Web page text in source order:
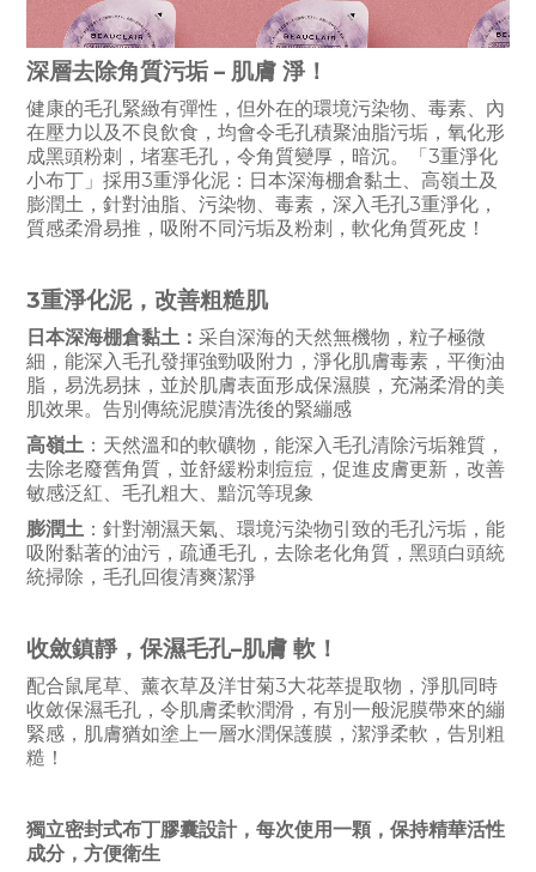
深層去除角質污垢 – 肌膚 淨！
健康的毛孔緊緻有彈性，但外在的環境污染物、毒素、內
在壓力以及不良飲食，均會令毛孔積聚油脂污垢，氧化形
成黑頭粉刺，堵塞毛孔，令角質變厚，暗沉。「3重淨化
小布丁」採用3重淨化泥：日本深海棚倉黏土、高嶺土及
膨潤土，針對油脂、污染物、毒素，深入毛孔3重淨化，
質感柔滑易推，吸附不同污垢及粉刺，軟化角質死皮！
3重淨化泥，改善粗糙肌
日本深海棚倉黏土： 采自深海的天然無機物，粒子極微
細，能深入毛孔發揮強勁吸附力，淨化肌膚毒素，平衡油
脂，易洗易抹，並於肌膚表面形成保濕膜，充滿柔滑的美
肌效果。告別傳統泥膜清洗後的緊繃感
高嶺土 ：天然溫和的軟礦物，能深入毛孔清除污垢雜質，
去除老廢舊角質，並舒緩粉刺痘痘，促進皮膚更新，改善
敏感泛紅、毛孔粗大、黯沉等現象
膨潤土 ：針對潮濕天氣、環境污染物引致的毛孔污垢，能
吸附黏著的油污，疏通毛孔，去除老化角質，黑頭白頭統
統掃除，毛孔回復清爽潔淨
收斂鎮靜，保濕毛孔–肌膚 軟！
配合鼠尾草、薰衣草及洋甘菊3大花萃提取物，淨肌同時
收斂保濕毛孔，令肌膚柔軟潤滑，有別一般泥膜帶來的繃
緊感，肌膚猶如塗上一層水潤保護膜，潔淨柔軟，告別粗
糙！
獨立密封式布丁膠囊設計，每次使用一顆，保持精華活性
成分，方便衛生